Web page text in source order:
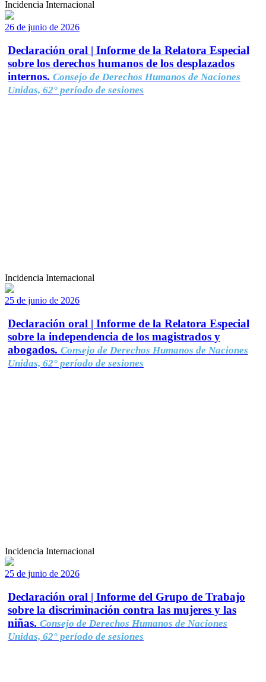
Incidencia Internacional
26 de junio de 2026
Declaración oral | Informe de la Relatora Especial
sobre los derechos humanos de los desplazados
internos. Consejo de Derechos Humanos de Naciones
Unidas, 62° período de sesiones
Incidencia Internacional
25 de junio de 2026
Declaración oral | Informe de la Relatora Especial
sobre la independencia de los magistrados y
abogados. Consejo de Derechos Humanos de Naciones
Unidas, 62° período de sesiones
Incidencia Internacional
25 de junio de 2026
Declaración oral | Informe del Grupo de Trabajo
sobre la discriminación contra las mujeres y las
niñas. Consejo de Derechos Humanos de Naciones
Unidas, 62° período de sesiones